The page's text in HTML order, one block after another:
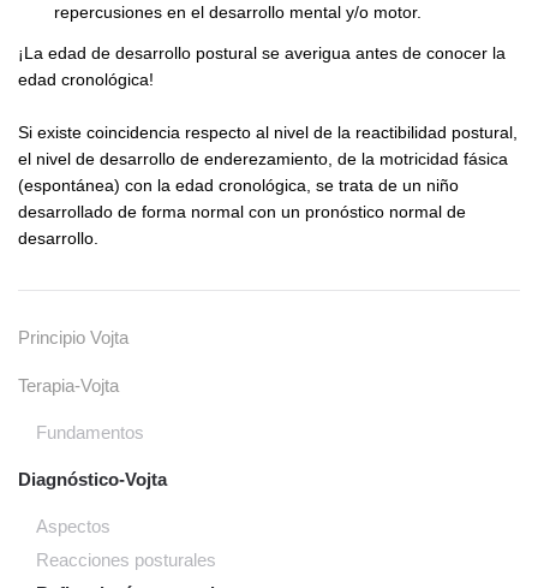
repercusiones en el desarrollo mental y/o motor.
¡La edad de desarrollo postural se averigua antes de conocer la
edad cronológica!
Si existe coincidencia respecto al nivel de la reactibilidad postural,
el nivel de desarrollo de enderezamiento, de la motricidad fásica
(espontánea) con la edad cronológica, se trata de un niño
desarrollado de forma normal con un pronóstico normal de
desarrollo.
Principio Vojta
Terapia-Vojta
Fundamentos
Diagnóstico-Vojta
Aspectos
Reacciones posturales